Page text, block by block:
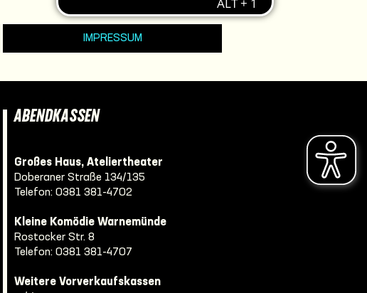
IMPRESSUM
ABENDKASSEN
Großes Haus, Ateliertheater
Doberaner Straße 134/135
Telefon: 0381 381-4702
Kleine Komödie Warnemünde
Rostocker Str. 8
Telefon: 0381 381-4707
Weitere Vorverkaufskassen